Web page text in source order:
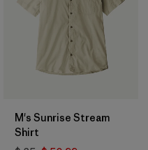
M's Sunrise Stream
Shirt